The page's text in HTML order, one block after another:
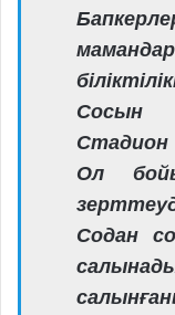
Сосын
Стадион
Ол
Содан